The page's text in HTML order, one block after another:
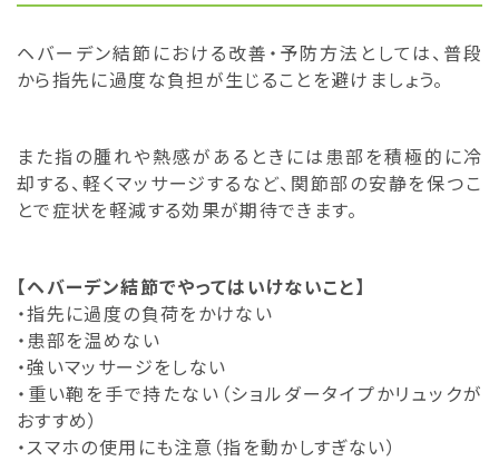
ヘバーデン結節における改善・予防方法としては、普段
から指先に過度な負担が生じることを避けましょう。
また指の腫れや熱感があるときには患部を積極的に冷
却する、軽くマッサージするなど、関節部の安静を保つこ
とで症状を軽減する効果が期待できます。
【ヘバーデン結節でやってはいけないこと】
・指先に過度の負荷をかけない
・患部を温めない
・強いマッサージをしない
・重い鞄を手で持たない（ショルダータイプかリュックが
おすすめ）
・スマホの使用にも注意（指を動かしすぎない）